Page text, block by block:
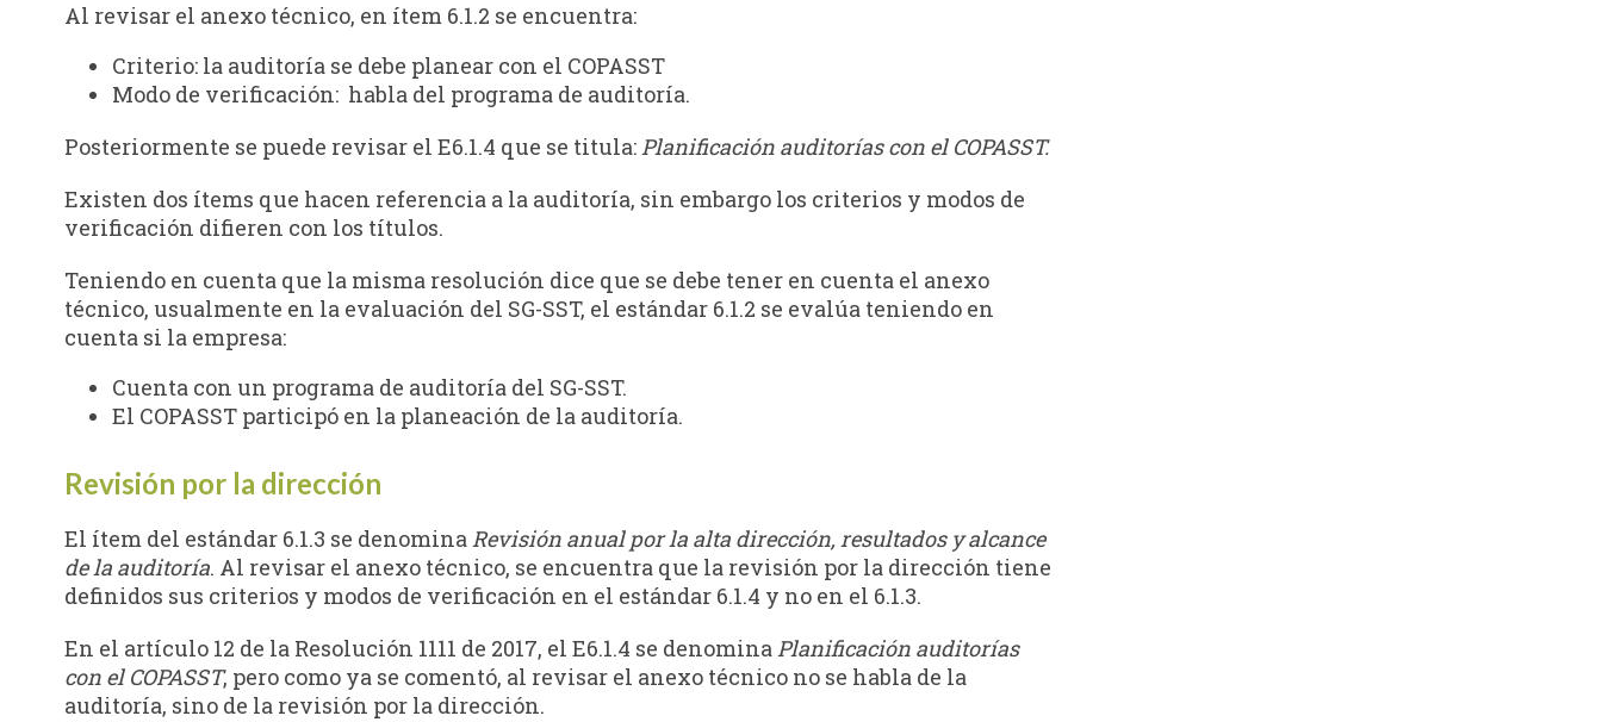
Al revisar el anexo técnico, en ítem 6.1.2 se encuentra:
Criterio: la auditoría se debe planear con el COPASST
Modo de verificación: habla del programa de auditoría.
Posteriormente se puede revisar el E6.1.4 que se titula:Planificación auditorías con el COPASST.
Existen dos ítems que hacen referencia a la auditoría, sin embargo los criterios y modos de
verificación difieren con los títulos.
Teniendo en cuenta que la misma resolución dice que se debe tener en cuenta el anexo
técnico, usualmente en la evaluación del SG-SST, el estándar 6.1.2 se evalúa teniendo en
cuenta si la empresa:
Cuenta con un programa de auditoría del SG-SST.
El COPASST participó en la planeación de la auditoría.
Revisión por la dirección
El ítem del estándar 6.1.3 se denominaRevisión anual por la alta dirección, resultados y alcance
de la auditoría. Al revisar el anexo técnico, se encuentra que la revisión por la dirección tiene
definidos sus criterios y modos de verificación en el estándar 6.1.4 y no en el 6.1.3.
En el artículo 12 de la Resolución 1111 de 2017, el E6.1.4 se denominaPlanificación auditorías
con el COPASST, pero como ya se comentó, al revisar el anexo técnico no se habla de la
auditoría, sino de la revisión por la dirección.